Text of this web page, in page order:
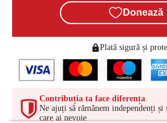
Donează
Plată sigură și
Contribuția ta face diferența
Ne ajuți să rămânem independenți
care ai nevoie